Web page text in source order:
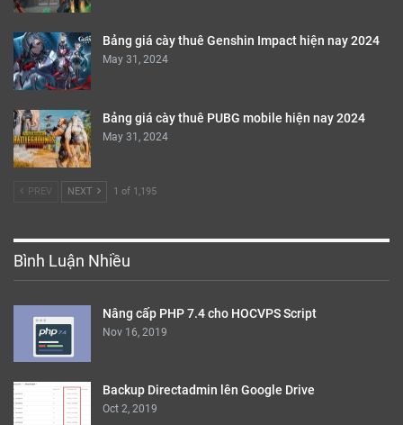
Bảng giá cày thuê Genshin Impact hiện nay 2024
May 31, 2024
Bảng giá cày thuê PUBG mobile hiện nay 2024
May 31, 2024
PREV NEXT 1 of 1,195
Bình Luận Nhiều
Nâng cấp PHP 7.4 cho HOCVPS Script
Nov 16, 2019
Backup Directadmin lên Google Drive
Oct 2, 2019